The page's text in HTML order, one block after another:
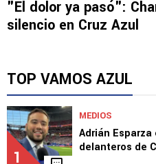
"El dolor ya pasó":
silencio en Cruz Azul
TOP VAMOS AZUL